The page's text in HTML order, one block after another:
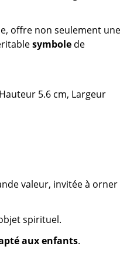
offre non seulement une
symbole de
5.6 cm, Largeur
valeur, invitée à orner
spirituel.
aux enfants.